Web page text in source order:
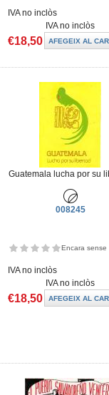
IVA no inclòs
IVA no inclòs
€18,50
Guatemala lucha por su
008245
Encara sense
IVA no inclòs
IVA no inclòs
€18,50